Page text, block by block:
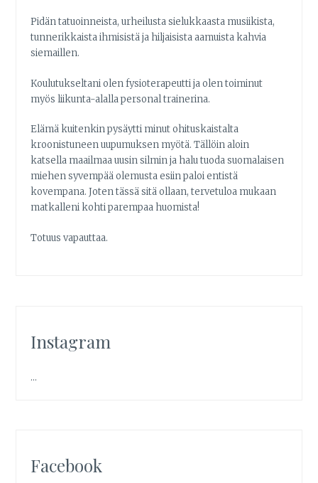
Pidän tatuoinneista, urheilusta sielukkaasta musiikista,
tunnerikkaista ihmisistä ja hiljaisista aamuista kahvia
siemaillen.
Koulutukseltani olen fysioterapeutti ja olen toiminut
myös liikunta-alalla personal trainerina.
Elämä kuitenkin pysäytti minut ohituskaistalta
kroonistuneen uupumuksen myötä. Tällöin aloin
katsella maailmaa uusin silmin ja halu tuoda suomalaisen
miehen syvempää olemusta esiin paloi entistä
kovempana. Joten tässä sitä ollaan, tervetuloa mukaan
matkalleni kohti parempaa huomista!
Totuus vapauttaa.
Instagram
…
Facebook